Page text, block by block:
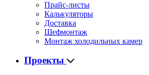
Прайс-листы
Калькуляторы
Доставка
Шефмонтаж
Монтаж холодильных камер
Проекты